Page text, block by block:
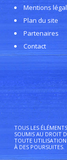
Mentions
Plan du site
Partenaires
Contact
TOUS LES
SOUMIS AU DROIT
TOUTE UTILISATION
À DES POURSUITES.